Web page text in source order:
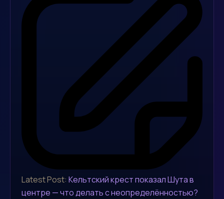
Latest Post: Кельтский крест показал Шута в
центре — что делать с неопределённостью?